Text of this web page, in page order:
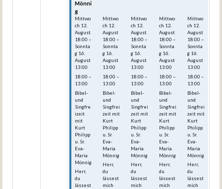
Mönni
g
Mittwo
ch 12.
August
18:00 –
Sonnta
g 16.
August
13:00
18:00 –
13:00
Bibel-
und
Singfre
izeit
mit
Kurt
Philipp
u. Sr.
Eva-
Maria
Mönnig
Herr,
du
lässest
Mittwo
ch 12.
August
18:00 –
Sonnta
g 16.
August
13:00
18:00 –
13:00
Bibel-
und
Singfrei
zeit mit
Kurt
Philipp
u. Sr.
Eva-
Maria
Mönnig
Herr,
du
lässest
mich
Mittwo
ch 12.
August
18:00 –
Sonnta
g 16.
August
13:00
18:00 –
13:00
Bibel-
und
Singfrei
zeit mit
Kurt
Philipp
u. Sr.
Eva-
Maria
Mönnig
Herr,
du
lässest
mich
Mittwo
ch 12.
August
18:00 –
Sonnta
g 16.
August
13:00
18:00 –
13:00
Bibel-
und
Singfrei
zeit mit
Kurt
Philipp
u. Sr.
Eva-
Maria
Mönnig
Herr,
du
lässest
mich
Mittwo
ch 12.
August
18:00 –
Sonnta
g 16.
August
13:00
18:00 –
13:00
Bibel-
und
Singfrei
zeit mit
Kurt
Philipp
u. Sr.
Eva-
Maria
Mönnig
Herr,
du
lässest
mich